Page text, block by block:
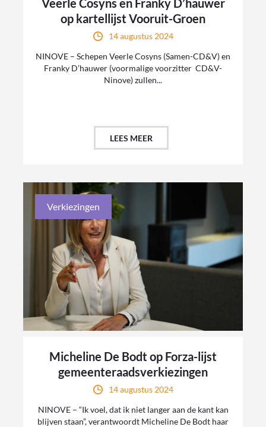
op kartellijst Vooruit-Groen
14 augustus 2024
NINOVE – Schepen Veerle Cosyns (Samen-CD&V) en
Franky D’hauwer (voormalige voorzitter CD&V-
Ninove) zullen...
LEES MEER
Verkiezingen
Micheline De Bodt op Forza-lijst
gemeenteraadsverkiezingen
14 augustus 2024
NINOVE – “Ik voel, dat ik niet langer aan de kant kan
blijven staan”, verantwoordt Micheline De Bodt haar